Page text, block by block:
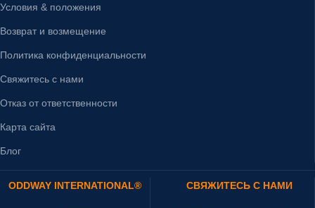
Условия & положения
Возврат и возмещение
Политика конфиденциальности
Свяжитесь с нами
Отказ от ответственности
Карта сайта
Блог
ODDWAY INTERNATIONAL® СВЯЖИТЕСЬ С НАМИ